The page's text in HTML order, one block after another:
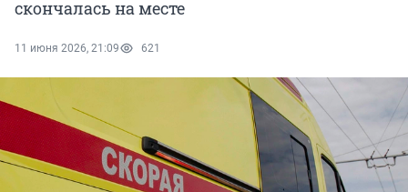
скончалась на месте
11 июня 2026, 21:09 621